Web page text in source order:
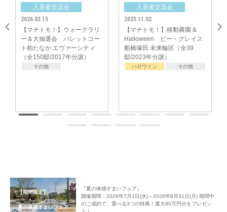
＋＋＋＋＋＋＋＋＋＋＋＋＋＋＋＋＋＋＋＋＋＋＋＋＋＋＋＋＋＋＋＋＋＋
＋＋＋＋＋＋
（ご参加者の声）
・とにかく楽しかったです。また企画してください！
・こんな企画をしてくださるなんて、さすがポラスさんだと思いました！
・予選大会までしたのに、優勝できなくて本当に悔しい！また開催してくだ
・うちの分譲地は200世帯あり、イベント回覧の回収にまず１ヶ月かかりま
す（大爆笑）
・200世帯規模をまとめるなんてすごい！（東京ココロシティの事例を聞い
入居者交流会
チトモ！】ウォークラリ
大抽選会 パレットコー
たなか エヴァーシティ
150邸/2017年分譲）
入居者交流会
【マチトモ！】移動農園 &
Halloween ビー・グレイス
船橋塚田 未来輪区（全39
邸/2023年分譲）
その他
【マチ
ー・グレ
【期間限定】
夏の体感すまいフェア
『夏の体感すまいフェア』
開催期間：2026年7月1日(水)～2026年8月31日(月) 期間中
のご成約で、選べる3つの特典！最大80万円分をプレゼン